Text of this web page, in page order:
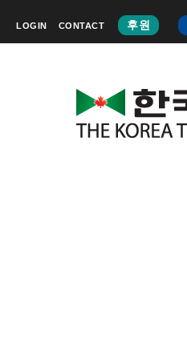
LOGIN CONTACT 후원